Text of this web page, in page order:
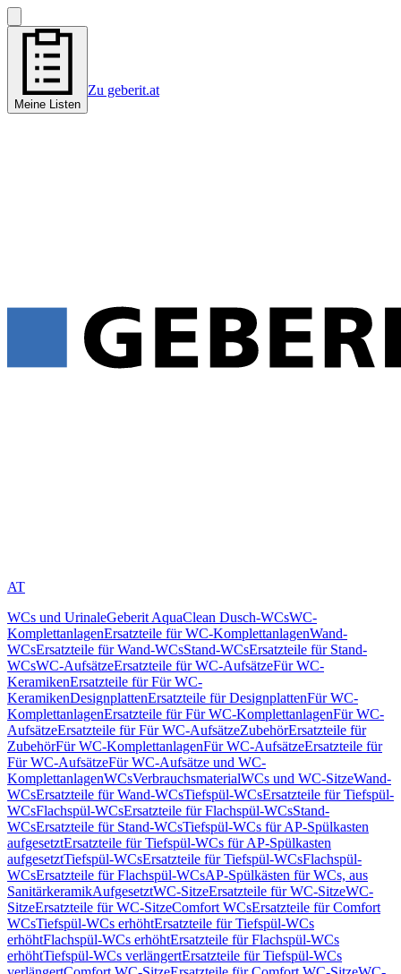
Meine Listen
Zu geberit.at
AT
WCs und UrinaleGeberit AquaClean Dusch-WCsWC-
KomplettanlagenErsatzteile für WC-KomplettanlagenWand-
WCsErsatzteile für Wand-WCsStand-WCsErsatzteile für Stand-
WCsWC-AufsätzeErsatzteile für WC-AufsätzeFür WC-
KeramikenErsatzteile für Für WC-
KeramikenDesignplattenErsatzteile für DesignplattenFür WC-
KomplettanlagenErsatzteile für Für WC-KomplettanlagenFür WC-
AufsätzeErsatzteile für Für WC-AufsätzeZubehörErsatzteile für
ZubehörFür WC-KomplettanlagenFür WC-AufsätzeErsatzteile für
Für WC-AufsätzeFür WC-Aufsätze und WC-
KomplettanlagenWCsVerbrauchsmaterialWCs und WC-SitzeWand-
WCsErsatzteile für Wand-WCsTiefspül-WCsErsatzteile für Tiefspül-
WCsFlachspül-WCsErsatzteile für Flachspül-WCsStand-
WCsErsatzteile für Stand-WCsTiefspül-WCs für AP-Spülkasten
aufgesetztErsatzteile für Tiefspül-WCs für AP-Spülkasten
aufgesetztTiefspül-WCsErsatzteile für Tiefspül-WCsFlachspül-
WCsErsatzteile für Flachspül-WCsAP-Spülkästen für WCs, aus
SanitärkeramikAufgesetztWC-SitzeErsatzteile für WC-SitzeWC-
SitzeErsatzteile für WC-SitzeComfort WCsErsatzteile für Comfort
WCsTiefspül-WCs erhöhtErsatzteile für Tiefspül-WCs
erhöhtFlachspül-WCs erhöhtErsatzteile für Flachspül-WCs
erhöhtTiefspül-WCs verlängertErsatzteile für Tiefspül-WCs